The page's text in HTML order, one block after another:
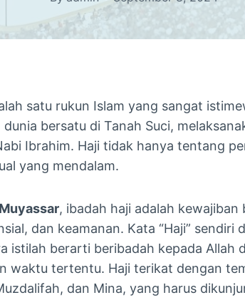
satu rukun Islam yang sangat
bersatu di Tanah Suci,
Ibrahim. Haji tidak hanya tentang
yang mendalam.
, ibadah haji adalah
dan keamanan. Kata “Haji” sendiri
istilah berarti beribadah kepada Allah
waktu tertentu. Haji terikat dengan
dan Mina, yang harus